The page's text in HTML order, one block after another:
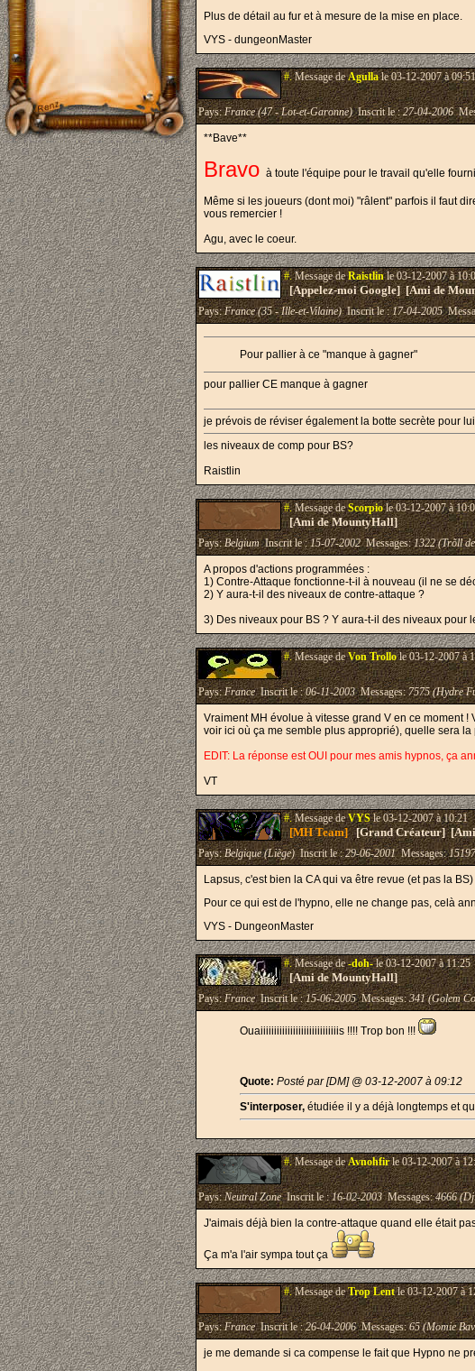
Plus de détail au fur et à mesure de la mise en place.
VYS - dungeonMaster
#.Message deAgullale 03-12-2007 à 09:51
Pays:France (47 - Lot-et-Garonne)Inscrit le :27-04-2006
**Bave**
Bravo à toute l'équipe pour le travail qu'elle
Même si les joueurs (dont moi) "râlent" parfois il faut
vous remercier !
Agu, avec le coeur.
#.Message deRaistlinle 03-12-2007 à
[Appelez-moi Google] [Ami de
Pays:France (35 - Ille-et-Vilaine)Inscrit le :17-04-2005
Pour pallier à ce "manque à gagner"
pour pallier CE manque à gagner
je prévois de réviser également la botte secrète pour
les niveaux de comp pour BS?
Raistlin
#.Message deScorpiole 03-12-2007 à
[Ami de MountyHall]
Pays:BelgiumInscrit le :15-07-2002Messages:1322 (Trõll
A propos d'actions programmées :
1) Contre-Attaque fonctionne-t-il à nouveau (il ne se
2) Y aura-t-il des niveaux de contre-attaque ?
3) Des niveaux pour BS ? Y aura-t-il des niveaux pour
#.Message deVon Trollole 03-12-2007 à
Pays:FranceInscrit le :06-11-2003Messages:7575 (Hydre
Vraiment MH évolue à vitesse grand V en ce moment
voir ici où ça me semble plus approprié), quelle sera
EDIT: La réponse est OUI pour mes amis hypnos, ça
VT
#.Message deVYSle 03-12-2007 à 10:21
[MH Team][Grand Créateur]
Pays:Belgique (Liège)Inscrit le :29-06-2001Messages:
Lapsus, c'est bien la CA qui va être revue (et pas la
Pour ce qui est de l'hypno, elle ne change pas, celà
VYS - DungeonMaster
#.Message de-doh-le 03-12-2007 à 11:25
[Ami de MountyHall]
Pays:FranceInscrit le :15-06-2005Messages:341 (Golem
Ouaiiiiiiiiiiiiiiiiiiiiiiiiiiiiis !!!! Trop bon !!!
Quote: Posté par [DM] @ 03-12-2007 à 09:12
S'interposer, étudiée il y a déjà longtemps et
#.Message deAvnohfirle 03-12-2007 à
Pays:Neutral ZoneInscrit le :16-02-2003Messages:4666
J'aimais déjà bien la contre-attaque quand elle était
Ça m'a l'air sympa tout ça
#.Message deTrop Lentle 03-12-2007 à
Pays:FranceInscrit le :26-04-2006Messages:65 (Momie
je me demande si ca compense le fait que Hypno ne